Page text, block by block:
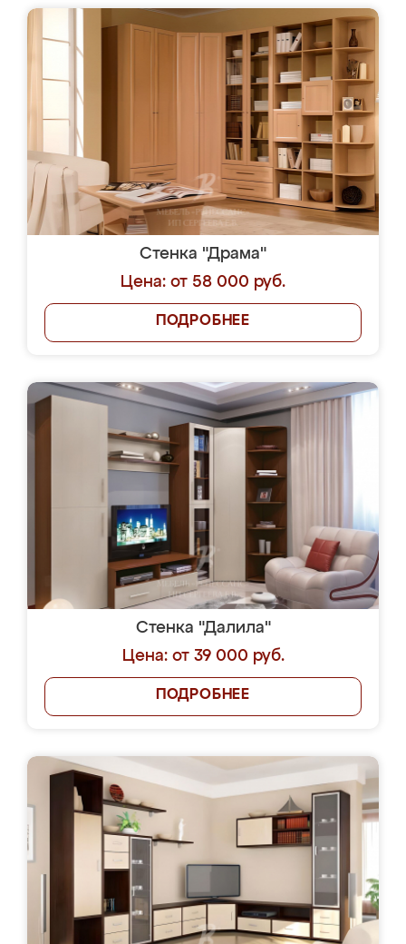
Стенка "Драма"
Цена: от 58 000 руб.
ПОДРОБНЕЕ
Стенка "Далила"
Цена: от 39 000 руб.
ПОДРОБНЕЕ